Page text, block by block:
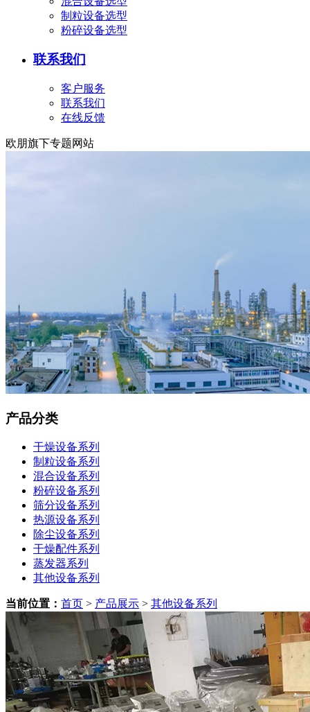
制粒设备选型
粉碎设备选型
联系我们
客户服务
联系我们
在线反馈
欧朋旗下专题网站
产品分类
干燥设备系列
制粒设备系列
混合设备系列
粉碎设备系列
筛分设备系列
热源设备系列
除尘设备系列
干燥配件系列
蒸发器系列
其他设备系列
当前位置： 首页 > 产品展示 > 其他设备系列